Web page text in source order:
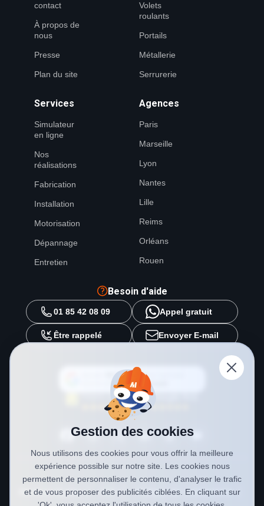
contact
À propos de
nous
Presse
Plan du site
Volets
roulants
Portails
Métallerie
Serrurerie
Services
Simulateur
en ligne
Nos
réalisations
Fabrication
Installation
Motorisation
Dépannage
Entretien
Agences
Paris
Marseille
Lyon
Nantes
Lille
Reims
Orléans
Rouen
Besoin d'aide
01 85 42 08 09 Appel gratuit
Être rappelé Envoyer E-mail
METAL 2000en tant que
source préférée sur
Google
Mentions légales CGV Politique de confidentialité
Gestion des cookies
Nous utilisons des cookies pour vous offrir la meilleure
expérience possible sur notre site. Les cookies nous
permettent de personnaliser le contenu, d'analyser le trafic
et de vous proposer des publicités ciblées. En cliquant sur